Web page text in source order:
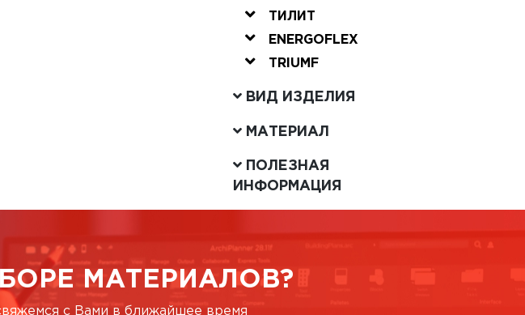
ТИЛИТ
ENERGOFLEX
TRIUMF
ВИД ИЗДЕЛИЯ
МАТЕРИАЛ
ПОЛЕЗНАЯ
ИНФОРМАЦИЯ
МАТЕРИАЛОВ?
с Вами в ближайшее время